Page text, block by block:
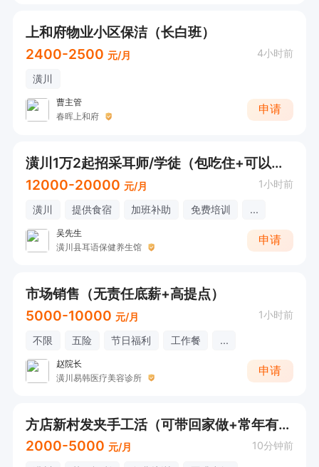
上和府物业小区保洁（长白班）
2400-2500 元/月 4小时前
潢川
曹主管
春晖上和府
申请
潢川1万2起招采耳师/学徒（包吃住+可以教）
12000-20000 元/月 1小时前
潢川 提供食宿 加班补助 免费培训 ...
吴先生
潢川县耳语保健养生馆
申请
市场销售（无责任底薪+高提点）
5000-10000 元/月 1小时前
不限 五险 节日福利 工作餐 ...
赵院长
潢川易韩医疗美容诊所
申请
方店新村发夹手工活（可带回家做+常年有活）
2000-5000 元/月 10分钟前